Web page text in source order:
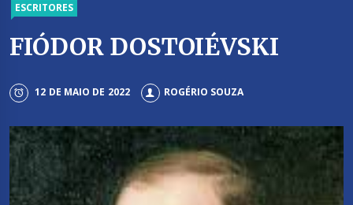
ESCRITORES
FIÓDOR DOSTOIÉVSKI
12 DE MAIO DE 2022 ROGÉRIO SOUZA